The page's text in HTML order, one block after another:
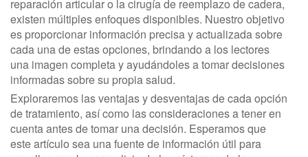
reparación articular o la cirugía de reemplazo de cadera,
existen múltiples enfoques disponibles. Nuestro objetivo
es proporcionar información precisa y actualizada sobre
cada una de estas opciones, brindando a los lectores
una imagen completa y ayudándoles a tomar decisiones
informadas sobre su propia salud.
Exploraremos las ventajas y desventajas de cada opción
de tratamiento, así como las consideraciones a tener en
cuenta antes de tomar una decisión. Esperamos que
este artículo sea una fuente de información útil para